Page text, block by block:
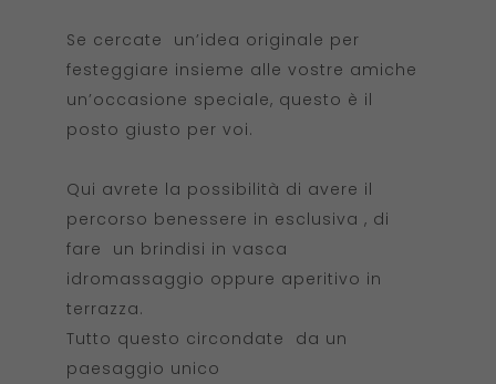
Se cercate un’idea originale per
festeggiare insieme alle vostre amiche
un’occasione speciale, questo è il
posto giusto per voi.
Qui avrete la possibilità di avere il
percorso benessere in esclusiva , di
fare un brindisi in vasca
idromassaggio oppure aperitivo in
terrazza.
Tutto questo circondate da un
paesaggio unico